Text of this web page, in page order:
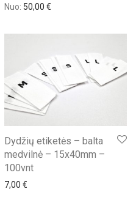
Nuo: 50,00 €
Dydžių etiketės – balta
medvilnė – 15x40mm –
100vnt
7,00 €